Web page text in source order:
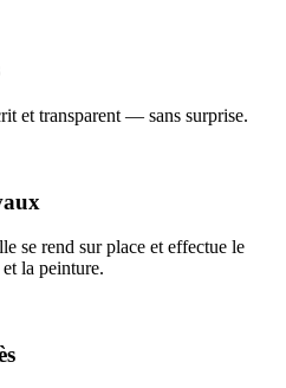
et transparent — sans surprise.
se rend sur place et effectue le
la peinture.